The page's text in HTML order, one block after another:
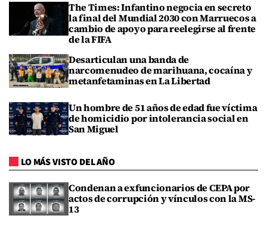
The Times: Infantino negocia en secreto
la final del Mundial 2030 con Marruecos a
cambio de apoyo para reelegirse al frente
de la FIFA
Desarticulan una banda de
narcomenudeo de marihuana, cocaína y
metanfetaminas en La Libertad
Un hombre de 51 años de edad fue víctima
de homicidio por intolerancia social en
San Miguel
LO MÁS VISTO DEL AÑO
Condenan a exfuncionarios de CEPA por
actos de corrupción y vínculos con la MS-
13